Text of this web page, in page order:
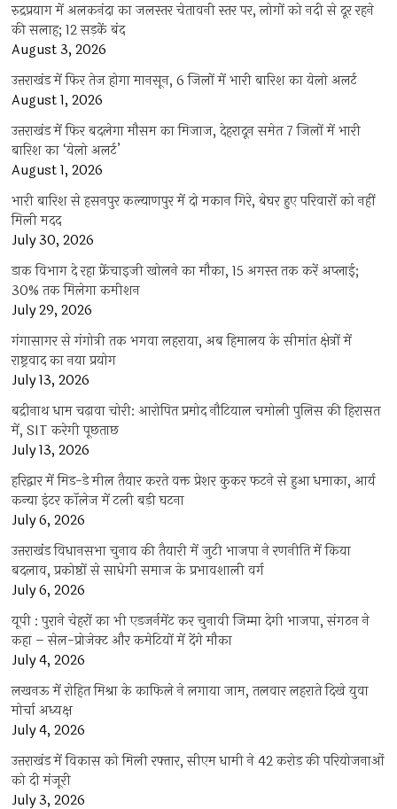
रुद्रप्रयाग में अलकनंदा का जलस्तर चेतावनी स्तर पर, लोगों को नदी से दूर रहने
की सलाह; 12 सड़कें बंद
August 3, 2026
उत्तराखंड में फिर तेज होगा मानसून, 6 जिलों में भारी बारिश का येलो अलर्ट
August 1, 2026
उत्तराखंड में फिर बदलेगा मौसम का मिजाज, देहरादून समेत 7 जिलों में भारी
बारिश का ‘येलो अलर्ट’
August 1, 2026
भारी बारिश से हसनपुर कल्याणपुर में दो मकान गिरे, बेघर हुए परिवारों को नहीं
मिली मदद
July 30, 2026
डाक विभाग दे रहा फ्रेंचाइजी खोलने का मौका, 15 अगस्त तक करें अप्लाई;
30% तक मिलेगा कमीशन
July 29, 2026
गंगासागर से गंगोत्री तक भगवा लहराया, अब हिमालय के सीमांत क्षेत्रों में
राष्ट्रवाद का नया प्रयोग
July 13, 2026
बद्रीनाथ धाम चढ़ावा चोरी: आरोपित प्रमोद नौटियाल चमोली पुलिस की हिरासत
में, SIT करेगी पूछताछ
July 13, 2026
हरिद्वार में मिड-डे मील तैयार करते वक्त प्रेशर कुकर फटने से हुआ धमाका, आर्य
कन्या इंटर कॉलेज में टली बड़ी घटना
July 6, 2026
उत्तराखंंड विधानसभा चुनाव की तैयारी में जुटी भाजपा ने रणनीति में किया
बदलाव, प्रकोष्ठों से साधेगी समाज के प्रभावशाली वर्ग
July 6, 2026
यूपी : पुराने चेहरों का भी एडजर्नमेंट कर चुनावी जिम्मा देगी भाजपा, संगठन ने
कहा – सेल-प्रोजेक्ट और कमेटियों में देंगे मौका
July 4, 2026
लखनऊ में रोहित मिश्रा के काफिले ने लगाया जाम, तलवार लहराते दिखे युवा
मोर्चा अध्यक्ष
July 4, 2026
उत्तराखंड में विकास को मिली रफ्तार, सीएम धामी ने 42 करोड़ की परियोजनाओं
को दी मंजूरी
July 3, 2026